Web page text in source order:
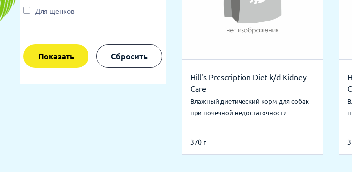
Для щенков
Показать Сбросить
Hill's Prescription Diet k/d Kidney
Care
Влажный диетический корм для собак
при почечной недостаточности
370 г